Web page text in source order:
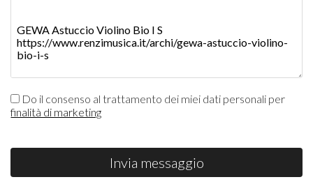
Do il consenso al trattamento dei miei dati personali per
finalità di marketing
Invia messaggio